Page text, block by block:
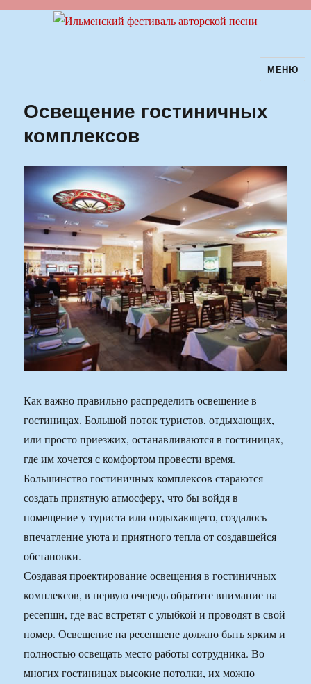
Ильменский фестиваль авторскойМЕНЮ
Освещение гостиничных
комплексов
Как важно правильно распределить освещение в
гостиницах. Большой поток туристов, отдыхающих,
или просто приезжих, останавливаются в гостиницах,
где им хочется с комфортом провести время.
Большинство гостиничных комплексов стараются
создать приятную атмосферу, что бы войдя в
помещение у туриста или отдыхающего, создалось
впечатление уюта и приятного тепла от создавшейся
обстановки.
Создавая проектирование освещения в гостиничных
комплексов, в первую очередь обратите внимание на
ресепшн, где вас встретят с улыбкой и проводят в свой
номер. Освещение на ресепшене должно быть ярким и
полностью освещать место работы сотрудника. Во
многих гостиницах высокие потолки, их можно